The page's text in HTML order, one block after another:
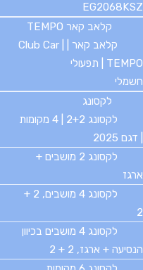
מחפש רכב ולא מוצא, מחפש
עבורך במאגרי המידע של
משומשים אשר עומדים להימכר
מוכר רכב? רוצה למכור רכב?
אנחנו נפרסם עבורך בצורה
החברתיות, נציע ללקוחות וגם
נציג את הרכב בצורה מקצועית
בין אם קונה ובין אם מוכר
תתחייב אלינו במסמך חוקי
חיפוש באתר
EG2068KSZ‏
קלאב קאר TEMPO
קלאב קאר | Club Car |
TEMPO | תפעולי
חשמלי
לקסונג
לקסונג 2+2 | 4 מקומות
| דגם 2025
לקסונג 2 מושבים +
ארגז
לקסונג 4 מושבים, 2 +
2
לקסונג 4 מושבים בכיוון
הנסיעה + ארגז, 2 + 2